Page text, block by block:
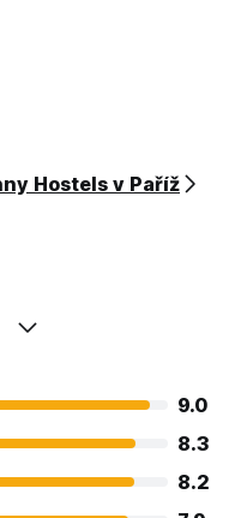
Hostels v Paříž
9.0
8.3
8.2